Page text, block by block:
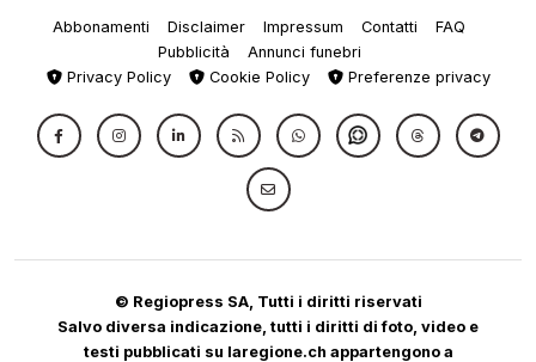
Abbonamenti Disclaimer Impressum Contatti
FAQ
Pubblicità
Annunci funebri
Privacy Policy
Cookie Policy Preferenze privacy
© Regiopress SA, Tutti i diritti riservati
Salvo diversa indicazione, tutti i diritti di foto, video e
testi pubblicati su laregione.ch appartengono a